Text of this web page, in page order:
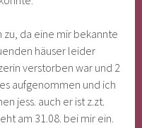
da eine mir bekannte
häuser leider
verstorben war und 2
aufgenommen und ich
jess. auch er ist z.zt.
am 31.08. bei mir ein.